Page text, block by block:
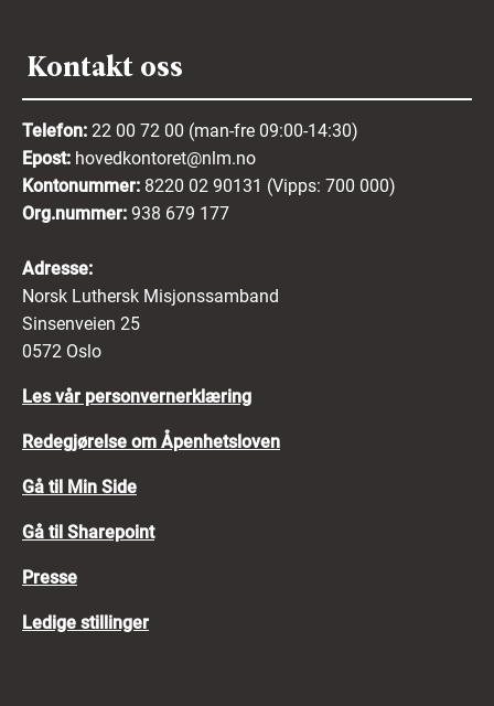
Kontakt oss
Telefon: 22 00 72 00 (man-fre 09:00-14:30)
Epost: hovedkontoret@nlm.no
Kontonummer: 8220 02 90131 (Vipps: 700 000)
Org.nummer: 938 679 177
Adresse:
Norsk Luthersk Misjonssamband
Sinsenveien 25
0572 Oslo
Les vår personvernerklæring
Redegjørelse om Åpenhetsloven
Gå til Min Side
Gå til Sharepoint
Presse
Ledige stillinger